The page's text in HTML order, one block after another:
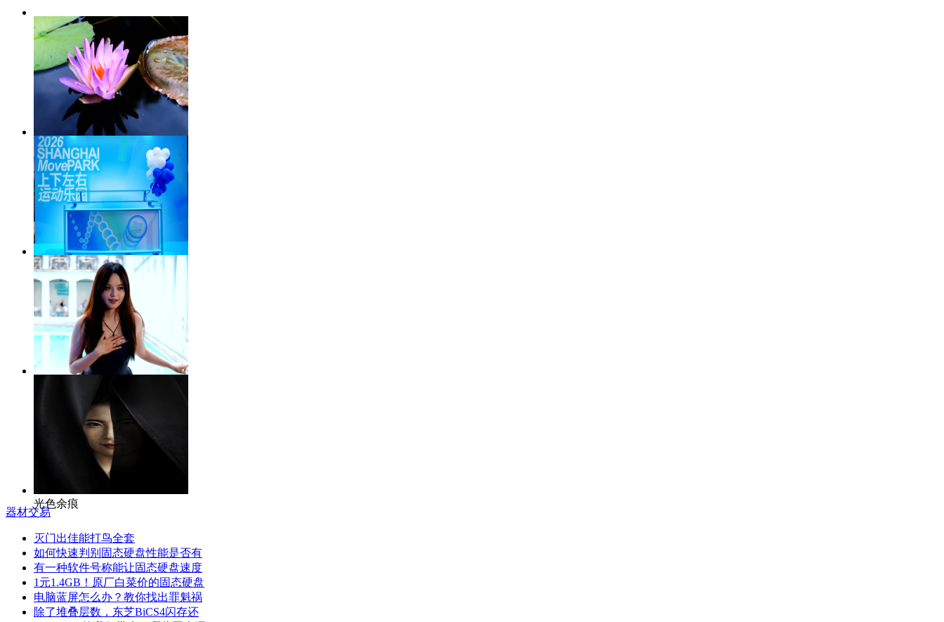
【上海】我用七工匠40F2·5小
镜
【上海】古猗园品赏莲花
【上海】张园的马路运动会
【上海】上生新所外拍模特
光色余痕
器材交易
灭门出佳能打鸟全套
如何快速判别固态硬盘性能是否有
有一种软件号称能让固态硬盘速度
1元1.4GB！原厂白菜价的固态硬盘
电脑蓝屏怎么办？教你找出罪魁祸
除了堆叠层数，东芝BiCS4闪存还